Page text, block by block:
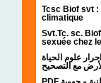
Tcsc Biof svt
climatique
Svt.Tc. sc.
sexuée chez
احرار علوم الحياة
مع التصحيح